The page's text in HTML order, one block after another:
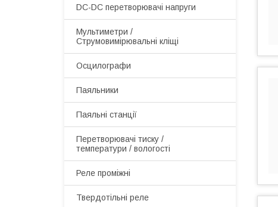
DC-DC перетворювачі напруги
Мультиметри /
Струмовимірювальні кліщі
Осцилографи
Паяльники
Паяльні станції
Перетворювачі тиску /
температури / вологості
Реле проміжні
Твердотільні реле